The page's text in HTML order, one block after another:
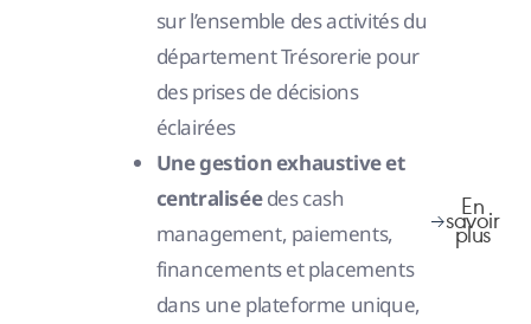
sur l’ensemble des activités du
département Trésorerie pour
des prises de décisions
éclairées
Une gestion exhaustive et
centraliséedes cash
management, paiements,
financements et placements
dans une plateforme unique,
En
savoir
plus